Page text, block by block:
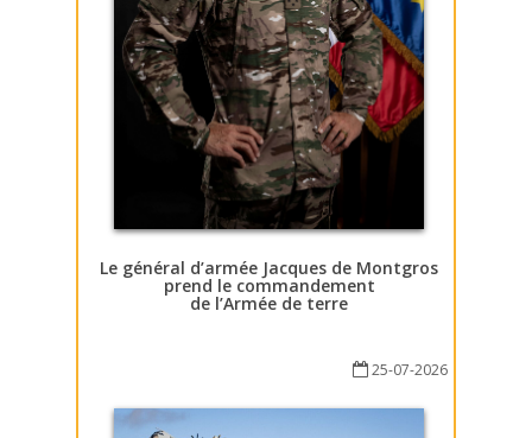
Le général d’armée Jacques de Montgros
prend le commandement
de l’Armée de terre
25-07-2026